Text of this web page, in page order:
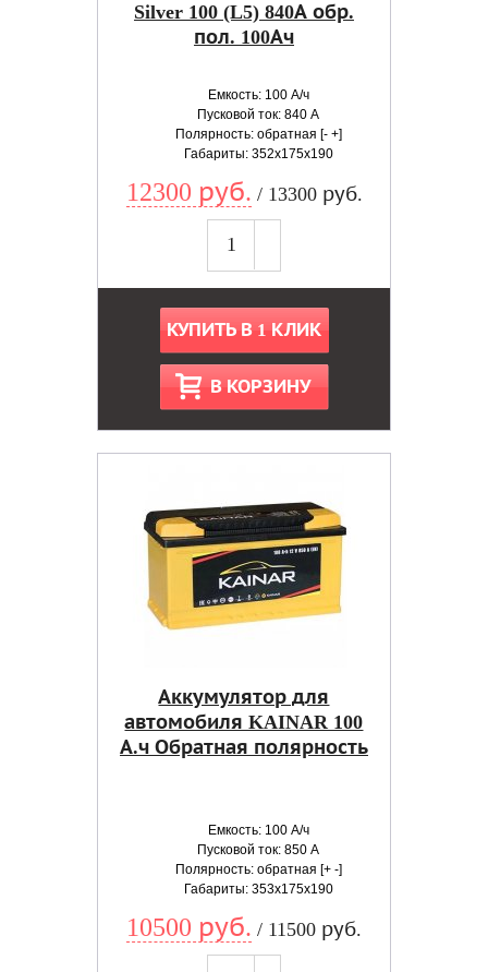
Silver 100 (L5) 840А обр.
пол. 100Ач
Емкость: 100 А/ч
Пусковой ток: 840 А
Полярность: обратная [- +]
Габариты: 352x175x190
12300 руб. / 13300 руб.
КУПИТЬ В 1 КЛИК
В КОРЗИНУ
Аккумулятор для
автомобиля KAINAR 100
А.ч Обратная полярность
Емкость: 100 А/ч
Пусковой ток: 850 А
Полярность: обратная [+ -]
Габариты: 353x175x190
10500 руб. / 11500 руб.